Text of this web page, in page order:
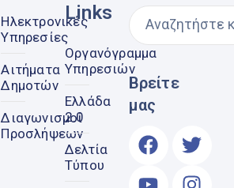
Ηλεκτρονικές
Υπηρεσίες
Αιτήματα
Δημοτών
Διαγωνισμοί
Προσλήψεων
Links
Οργανόγραμμα
Υπηρεσιών
Ελλάδα
2.0
Δελτία
Τύπου
Βρείτε
μας